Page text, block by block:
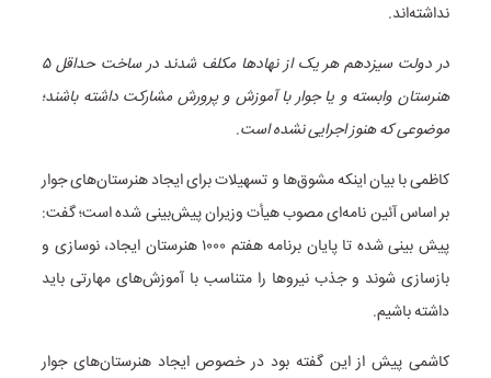
نداشته‌اند.
در دولت سیزدهم هر یک از نهادها مکلف شدند در ساخت حداقل ۵
هنرستان وابسته و یا جوار با آموزش و پرورش مشارکت داشته باشند؛
موضوعی که هنوز اجرایی نشده است.
کاظمی با بیان اینکه مشوق‌ها و تسهیلات برای ایجاد هنرستان‌های جوار
بر اساس آئین نامه‌ای مصوب هیأت وزیران پیش‌بینی شده است؛ گفت:
پیش بینی شده تا پایان برنامه هفتم ۱۰۰۰ هنرستان ایجاد، نوسازی و
بازسازی شوند و جذب نیروها را متناسب با آموزش‌های مهارتی باید
داشته باشیم.
کاشمی پیش از این گفته بود در خصوص ایجاد هنرستان‌های جوار